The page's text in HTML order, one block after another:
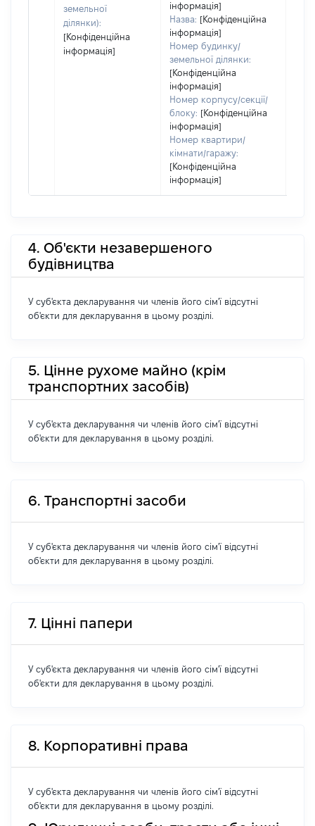
земельної
ділянки):
[Конфіденційна
інформація]
інформація]
Назва: [Конфіденційна
інформація]
Номер будинку/
земельної ділянки:
[Конфіденційна
інформація]
Номер корпусу/секції/
блоку: [Конфіденційна
інформація]
Номер квартири/
кімнати/гаражу:
[Конфіденційна
інформація]
4. Об'єкти незавершеного
будівництва
У суб'єкта декларування чи членів його сім'ї відсутні
об'єкти для декларування в цьому розділі.
5. Цінне рухоме майно (крім
транспортних засобів)
У суб'єкта декларування чи членів його сім'ї відсутні
об'єкти для декларування в цьому розділі.
6. Транспортні засоби
У суб'єкта декларування чи членів його сім'ї відсутні
об'єкти для декларування в цьому розділі.
7. Цінні папери
У суб'єкта декларування чи членів його сім'ї відсутні
об'єкти для декларування в цьому розділі.
8. Корпоративні права
У суб'єкта декларування чи членів його сім'ї відсутні
об'єкти для декларування в цьому розділі.